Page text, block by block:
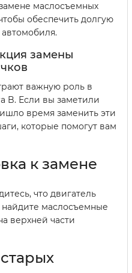
маслосъемных
обеспечить долгую
замены
важную роль в
B. Если вы заметили
время заменить эти
которые помогут вам
к замене
что двигатель
маслосъемные
верхней части